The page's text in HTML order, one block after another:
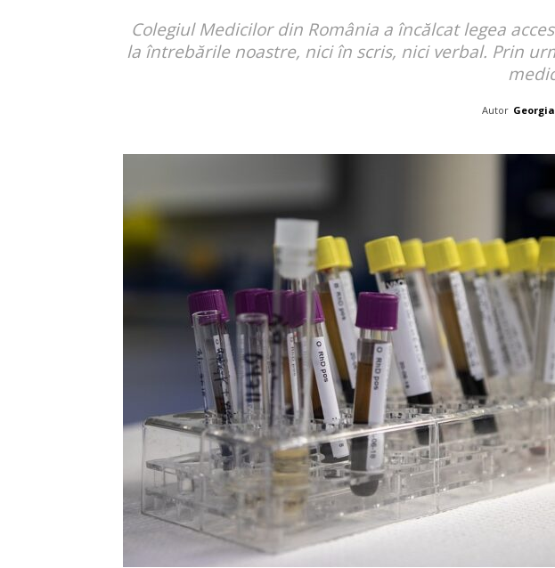
Colegiul Medicilor din România a încălcat legea
la întrebările noastre, nici în scris, nici verbal. Prin
Autor